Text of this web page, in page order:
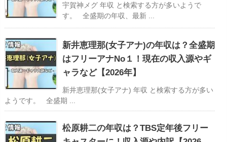
宇賀神メグ 年収 と検索する方が多いようで
す。 全盛期の年収、最新 ...
新井恵理那(女子アナ)の年収は？全盛期
はフリーアナNo１！現在の収入源やギ
ャラなど【2026年】
新井恵理那(女子アナ) 年収 と検索する方が多い
ようです。 全盛期 ...
松原耕二の年収は？TBS定年後フリー